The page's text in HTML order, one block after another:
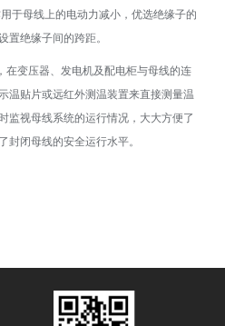
于母线上的电动力减小，优选绝缘子的
置绝缘子间的跨距。
在变压器、发电机及配电柜与母线的连
温贴片或远红外测温装置来直接测量温
监视母线系统的运行情况，大大方便了
封闭母线的安全运行水平。